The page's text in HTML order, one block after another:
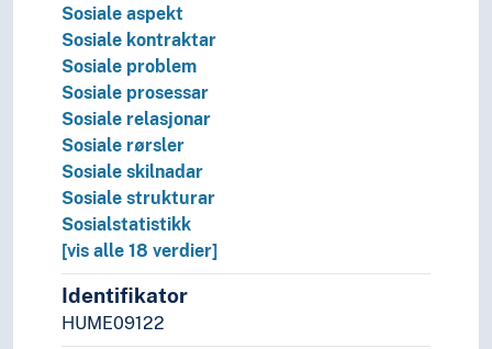
Sosiale aspekt
Sosiale kontraktar
Sosiale problem
Sosiale prosessar
Sosiale relasjonar
Sosiale rørsler
Sosiale skilnadar
Sosiale strukturar
Sosialstatistikk
[vis alle 18 verdier]
Identifikator
HUME09122